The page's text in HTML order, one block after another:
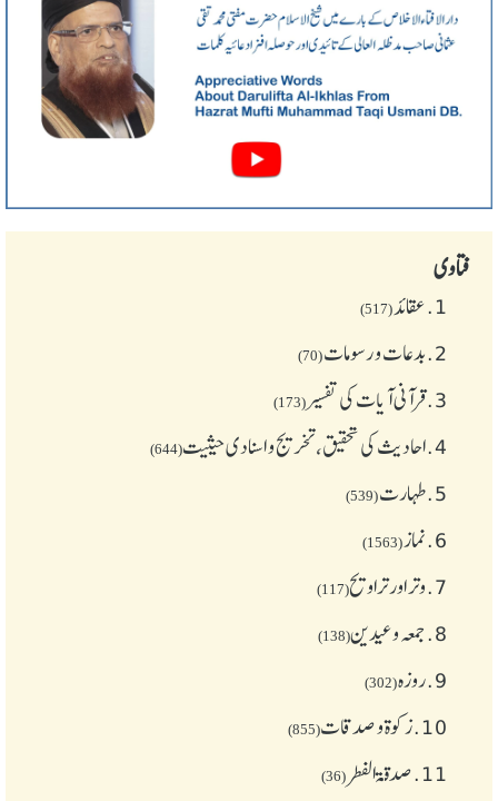
فتاوی
1. عقائد(517)
2. بدعات و رسومات(70)
3. قرآنی آیات کی تفسیر(173)
4. احادیث کی تحقیق، تخریج و اسنادی حیثیت(644)
5. طهارت(539)
6. نماز(1563)
7. وتر اور تراویح(117)
8. جمعہ وعیدین(138)
9. روزہ(302)
10. زکوة و صدقات(855)
11. صدقۃ الفطر (36)